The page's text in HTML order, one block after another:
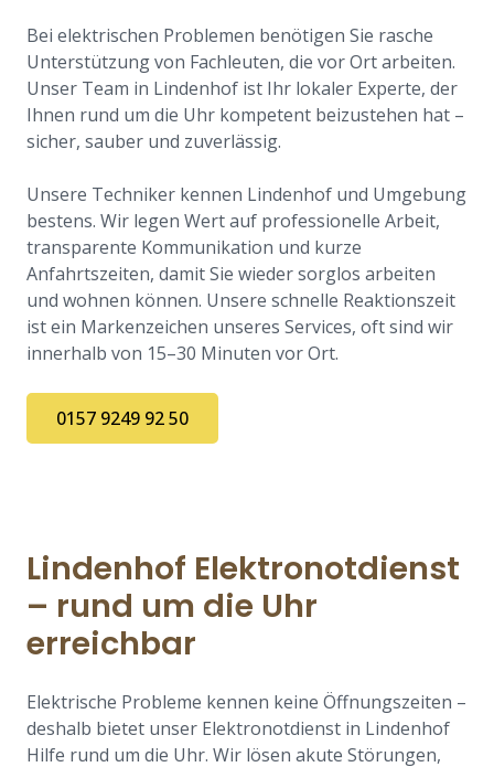
Bei elektrischen Problemen benötigen Sie rasche
Unterstützung von Fachleuten, die vor Ort arbeiten.
Unser Team in Lindenhof ist Ihr lokaler Experte, der
Ihnen rund um die Uhr kompetent beizustehen hat –
sicher, sauber und zuverlässig.
Unsere Techniker kennen Lindenhof und Umgebung
bestens. Wir legen Wert auf professionelle Arbeit,
transparente Kommunikation und kurze
Anfahrtszeiten, damit Sie wieder sorglos arbeiten
und wohnen können. Unsere schnelle Reaktionszeit
ist ein Markenzeichen unseres Services, oft sind wir
innerhalb von 15–30 Minuten vor Ort.
0157 9249 92 50
Lindenhof Elektronotdienst
– rund um die Uhr
erreichbar
Elektrische Probleme kennen keine Öffnungszeiten –
deshalb bietet unser Elektronotdienst in Lindenhof
Hilfe rund um die Uhr. Wir lösen akute Störungen,